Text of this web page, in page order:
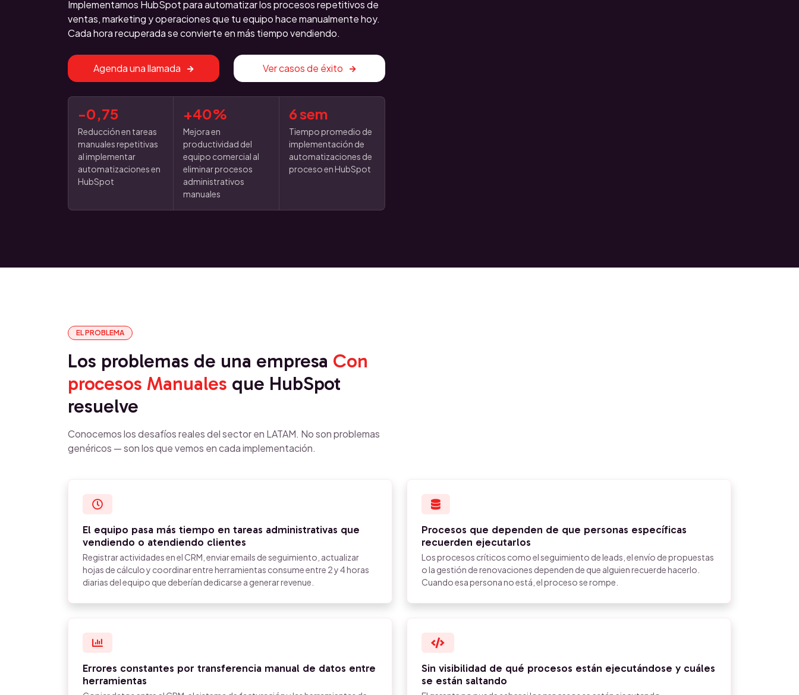
Implementamos HubSpot para automatizar los procesos repetitivos de
ventas, marketing y operaciones que tu equipo hace manualmente hoy.
Cada hora recuperada se convierte en más tiempo vendiendo.
Agenda una llamada Ver casos de éxito
-0,75
Reducción en tareas
manuales repetitivas
al implementar
automatizaciones en
HubSpot
+40%
Mejora en
productividad del
equipo comercial al
eliminar procesos
administrativos
manuales
6 sem
Tiempo promedio de
implementación de
automatizaciones de
proceso en HubSpot
EL PROBLEMA
Los problemas de una empresa Con
procesos Manuales que HubSpot
resuelve
Conocemos los desafíos reales del sector en LATAM. No son problemas
genéricos — son los que vemos en cada implementación.
El equipo pasa más tiempo en tareas administrativas que
vendiendo o atendiendo clientes
Registrar actividades en el CRM, enviar emails de seguimiento, actualizar
hojas de cálculo y coordinar entre herramientas consume entre 2 y 4 horas
diarias del equipo que deberían dedicarse a generar revenue.
Procesos que dependen de que personas específicas
recuerden ejecutarlos
Los procesos críticos como el seguimiento de leads, el envío de propuestas
o la gestión de renovaciones dependen de que alguien recuerde hacerlo.
Cuando esa persona no está, el proceso se rompe.
Errores constantes por transferencia manual de datos entre
herramientas
Sin visibilidad de qué procesos están ejecutándose y cuáles
se están saltando